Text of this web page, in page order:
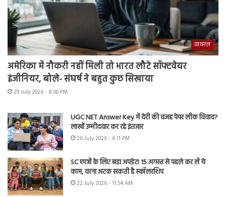
वायरल
अमेरिका में नौकरी नहीं मिली तो भारत लौटे सॉफ्टवेयर
इंजीनियर, बोले- संघर्ष ने बहुत कुछ सिखाया
29 July 2026 - 8:00 PM
UGC NET Answer Key में देरी की वजह पेपर लीक विवाद?
लाखों उम्मीदवार कर रहे इंतजार
26 July 2026 - 6:11 PM
SC छात्रों के लिए बड़ा अपडेट! 15 अगस्त से पहले कर लें ये
काम, वरना अटक सकती है स्कॉलरशिप
22 July 2026 - 11:54 AM